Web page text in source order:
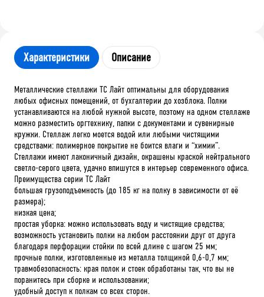
Характеристики Описание
Металлические стеллажи ТС Лайт оптимальны для оборудования
любых офисных помещений, от бухгалтерии до хозблока. Полки
устанавливаются на любой нужной высоте, поэтому на одном стеллаже
можно разместить оргтехнику, папки с документами и сувенирные
кружки. Стеллаж легко моется водой или любыми чистящими
средствами: полимерное покрытие не боится влаги и “химии”.
Стеллажи имеют лаконичный дизайн, окрашены краской нейтрального
светло-серого цвета, удачно впишутся в интерьер современного офиса.
Преимущества серии ТС Лайт
большая грузоподъемность (до 185 кг на полку в зависимости от её
размера);
низкая цена;
простая уборка: можно использовать воду и чистящие средства;
возможность установить полки на любом расстоянии друг от друга
благодаря перфорации стойки по всей длине с шагом 25 мм;
прочные полки, изготовленные из металла толщиной 0,6-0,7 мм;
травмобезопасность: края полок и стоек обработаны так, что вы не
поранитесь при сборке и использовании;
удобный доступ к полкам со всех сторон.